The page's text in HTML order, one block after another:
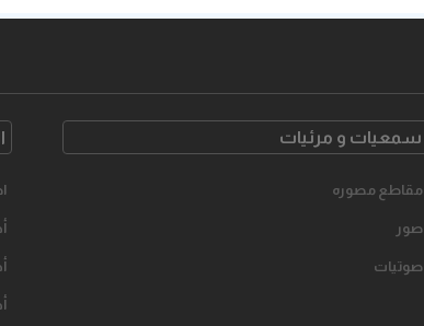
سمعیات و مرئیات
مقاطع مصوره
صور
صوتیات